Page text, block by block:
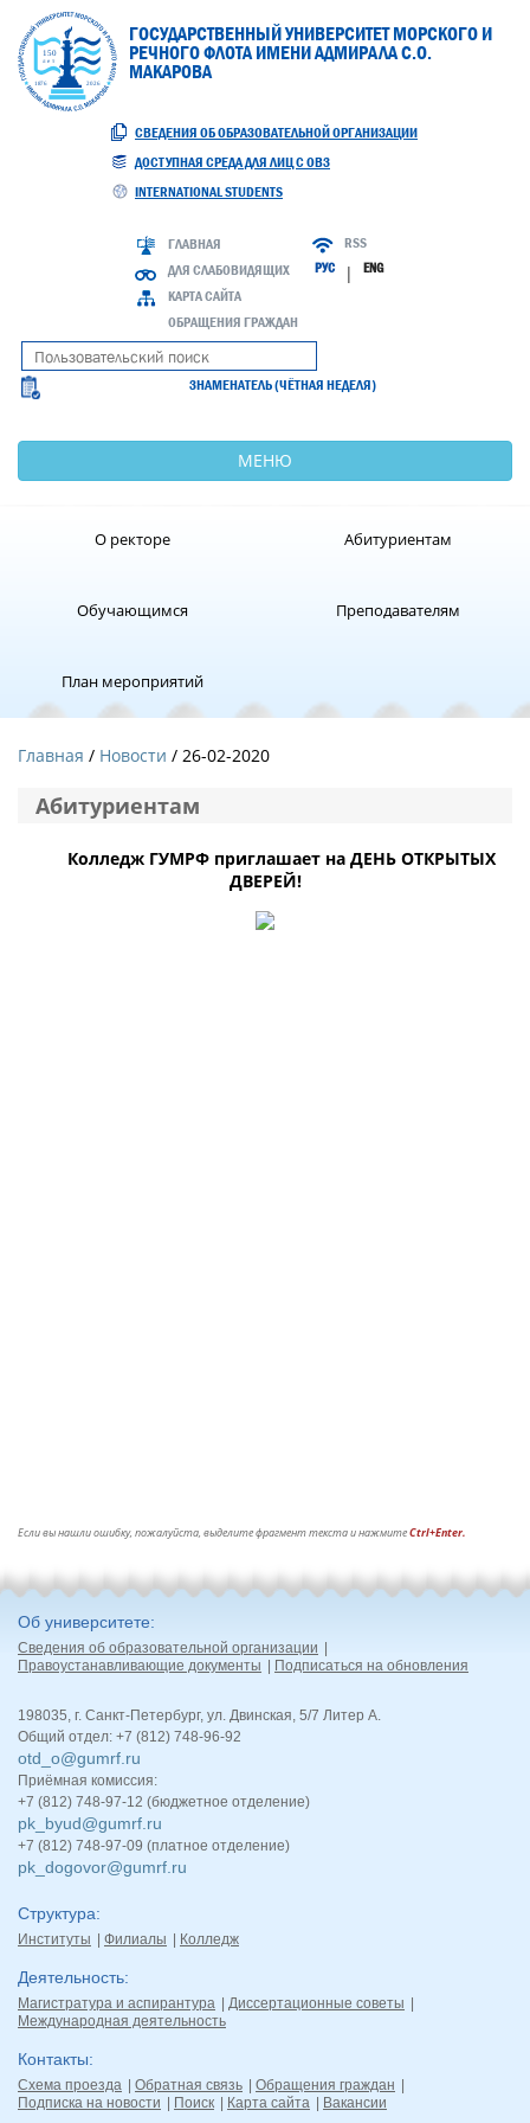
ГОСУДАРСТВЕННЫЙ УНИВЕРСИТЕТ МОРСКОГО И
РЕЧНОГО ФЛОТА ИМЕНИ АДМИРАЛА С.О.
МАКАРОВА
СВЕДЕНИЯ ОБ ОБРАЗОВАТЕЛЬНОЙ ОРГАНИЗАЦИИ
ДОСТУПНАЯ СРЕДА ДЛЯ ЛИЦ С ОВЗ
INTERNATIONAL STUDENTS
ГЛАВНАЯ
ДЛЯ СЛАБОВИДЯЩИХ
КАРТА САЙТА
ОБРАЩЕНИЯ ГРАЖДАН
RSS
РУС | ENG
ЗНАМЕНАТЕЛЬ (ЧЁТНАЯ НЕДЕЛЯ)
МЕНЮ
О ректоре Абитуриентам
Обучающимся Преподавателям
План мероприятий
Главная Новости / 26-02-2020
Абитуриентам
Колледж ГУМРФ приглашает на ДЕНЬ ОТКРЫТЫХ
ДВЕРЕЙ!
Если вы нашли ошибку, пожалуйста, выделите фрагмент текста и нажмитеCtrl+Enter.
Об университете
Сведения об образовательной организации
Правоустанавливающие документы
Подписаться на обновления
198035, г. Санкт-Петербург, ул. Двинская, 5/7 Литер А.
Общий отдел: +7 (812) 748-96-92
otd_o@gumrf.ru
Приёмная комиссия:
+7 (812) 748-97-12 (бюджетное отделение)
pk_byud@gumrf.ru
+7 (812) 748-97-09 (платное отделение)
pk_dogovor@gumrf.ru
Структура
Институты Филиалы Колледж
Деятельность
Магистратура и аспирантура
Диссертационные советы
Международная деятельность
Контакты
Схема проезда Обратная связь
Обращения граждан
Подписка на новости
Поиск Карта сайта Вакансии